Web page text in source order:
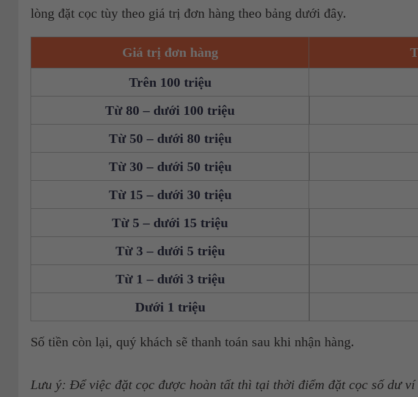
lòng đặt cọc tùy theo giá trị đơn hàng theo bảng dưới đây.
Giá trị đơn hàng
Trên 100 triệu
Từ 80 – dưới 100 triệu
Từ 50 – dưới 80 triệu
Từ 30 – dưới 50 triệu
Từ 15 – dưới 30 triệu
Từ 5 – dưới 15 triệu
Từ 3 – dưới 5 triệu
Từ 1 – dưới 3 triệu
Dưới 1 triệu
Số tiền còn lại, quý khách sẽ thanh toán sau khi nhận hàng.
Lưu ý: Để việc đặt cọc được hoàn tất thì tại thời điểm đặt cọc số dư